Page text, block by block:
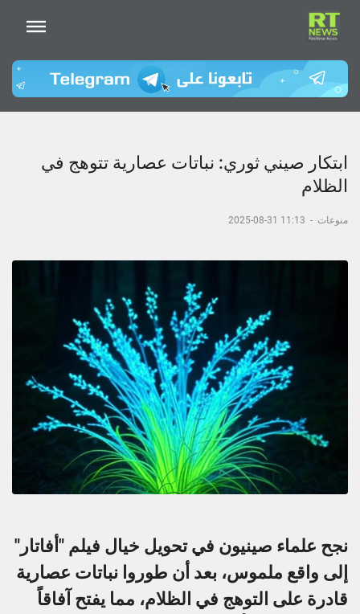
ابتكار صيني ثوري: نباتات عصارية تتوهج في
الظلام
منوعات -
11:13 31-08-2025
نجح علماء صينيون في تحويل خيال فيلم "أفاتار"
إلى واقع ملموس، بعد أن طوروا نباتات عصارية
قادرة على التوهج في الظلام، مما يفتح آفاقاً